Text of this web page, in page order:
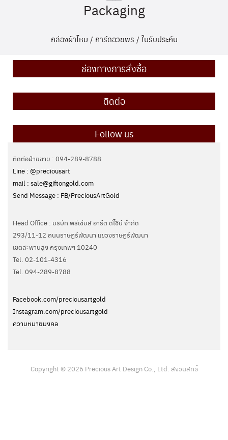
Packaging
กล่องผ้าไหม / การ์ดอวยพร / ใบรับประกัน
ช่องทางการสั่งซื้อ
ติดต่อ
Follow us
ติดต่อฝ่ายขาย : 094-289-8788
Line : @preciousart
mail : sale@giftongold.com
Send Message : FB/PreciousArtGold
Head Office : บริษัท พรีเชียส อาร์ต ดีไซน์ จำกัด
293/11-12 ถนนราษฎร์พัฒนา แขวงราษฎร์พัฒนา
เขตสะพานสูง กรุงเทพฯ 10240
Tel. 02-101-4316
Tel. ‭094-289-8788‬
Facebook.com/preciousartgold
Instagram.com/preciousartgold
ความหมายมงคล
Copyright © 2026 Precious Art Design Co., Ltd. สงวนสิทธิ์